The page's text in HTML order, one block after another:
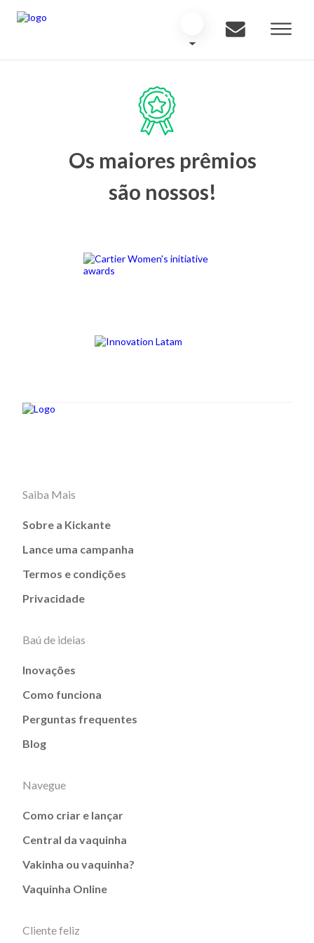
Os maiores prêmios
são nossos!
Saiba Mais
Sobre a Kickante
Lance uma campanha
Termos e condições
Privacidade
Baú de ideias
Inovações
Como funciona
Perguntas frequentes
Blog
Navegue
Como criar e lançar
Central da vaquinha
Vakinha ou vaquinha?
Vaquinha Online
Cliente feliz